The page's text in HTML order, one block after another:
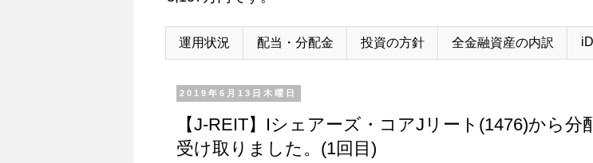
運用状況 配当・分配金 投資の方針 全金融資産の内訳
2019年6月13日木曜日
【J-REIT】Iシェアーズ・コアJリート(1476)から分
受け取りました。(1回目)